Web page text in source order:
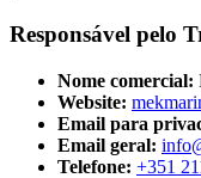
Responsável pelo
Nome comercial:
Website:
Email para
Email geral:
Telefone: +351